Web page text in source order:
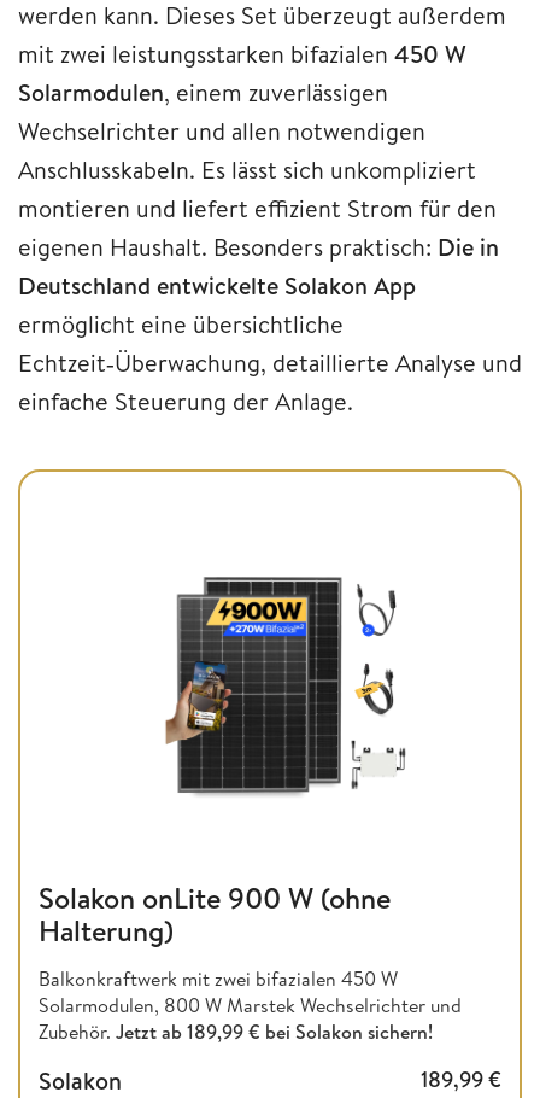
werden kann. Dieses Set überzeugt außerdem
mit zwei leistungsstarken bifazialen 450 W
Solarmodulen, einem zuverlässigen
Wechselrichter und allen notwendigen
Anschlusskabeln. Es lässt sich unkompliziert
montieren und liefert effizient Strom für den
eigenen Haushalt. Besonders praktisch: Die in
Deutschland entwickelte Solakon App
ermöglicht eine übersichtliche
Echtzeit‑Überwachung, detaillierte Analyse und
einfache Steuerung der Anlage.
Solakon onLite 900 W (ohne
Halterung)
Balkonkraftwerk mit zwei bifazialen 450 W
Solarmodulen, 800 W Marstek Wechselrichter und
Zubehör. Jetzt ab 189,99 € bei Solakon sichern!
Solakon 189,99€